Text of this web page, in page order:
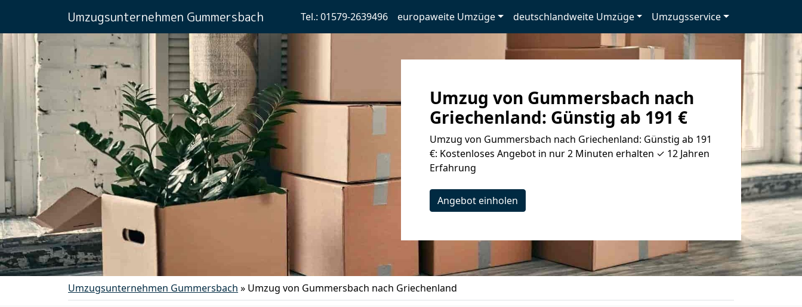
Umzugsunternehmen Gummersbach Tel.: 01579-2639496 europaweite Umzüge deutschlandweite Umzüge Umzugsservice
Umzug von Gummersbach nach
Griechenland: Günstig ab 191 €
Umzug von Gummersbach nach Griechenland: Günstig ab 191
€: Kostenloses Angebot in nur 2 Minuten erhalten ✓ 12 Jahren
Erfahrung
Angebot einholen
Umzugsunternehmen Gummersbach » Umzug von Gummersbach nach Griechenland